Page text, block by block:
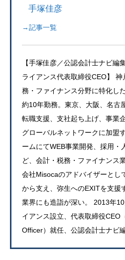
手塚佳彦
→記事一覧
【手塚佳彦／公認会計士ナビ編
ライアンス代表取締役CEO】
務・ファイナンス分野に特化し
約10年勤務。東京、大阪、名古
転職支援、支社起ち上げ、事業
グローバルネットワークに加盟
ームにてWEB事業開発、採用・
ど、会計・税務・ファイナンス
会社Misocaのアドバイザーとし
から支え、弥生へのEXITを支援
業界にも造詣が深い。 2013年
イアンス設立、代表取締役CEO
Officer）就任、公認会計士ナビ編